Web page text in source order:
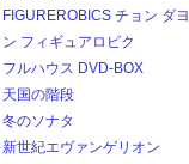
FIGUREROBICS チョン ダヨ
ン フィギュアロビク
フルハウス DVD-BOX
天国の階段
冬のソナタ
新世紀エヴァンゲリオン